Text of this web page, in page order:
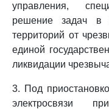
управления,
решение задач в
территорий от
единой
ликвидации
3. Под
электросвязи